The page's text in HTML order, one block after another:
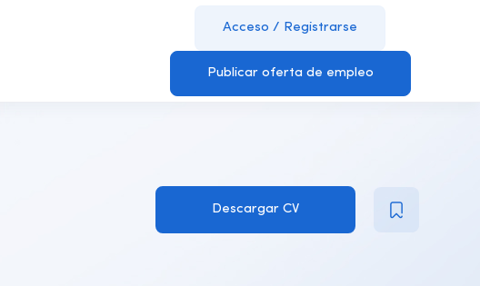
Acceso / Registrarse
Publicar oferta de empleo
Descargar CV